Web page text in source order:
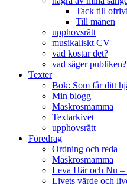
Tack till
Till månen
upphovsrätt
musikaliskt CV
vad kostar det?
vad säger publiken?
Texter
Bok: Som får ditt
Min blogg
Maskrosmamma
Textarkivet
upphovsrätt
Föredrag
Ordning och reda
Maskrosmamma
Leva Här och Nu –
Livets värde och